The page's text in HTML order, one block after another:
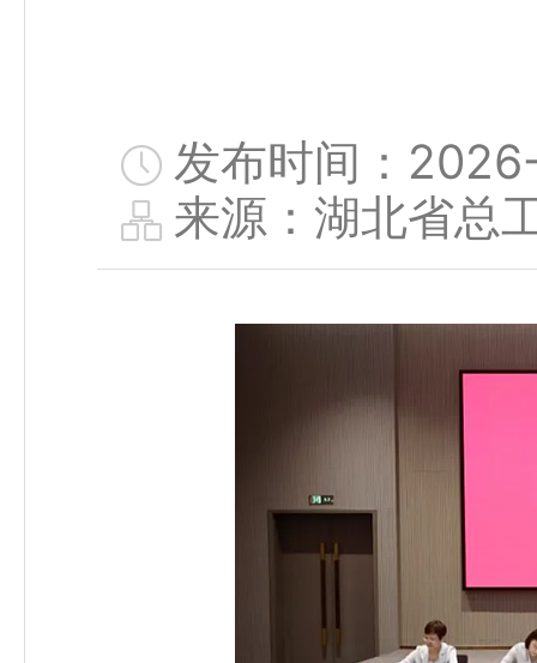
发布时间：
来源：湖北省总